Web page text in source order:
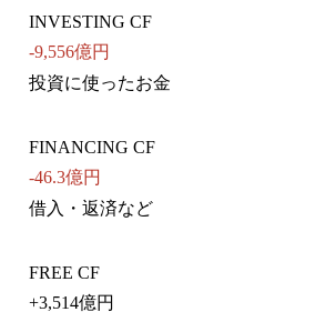
INVESTING CF
-9,556億円
投資に使ったお金
FINANCING CF
-46.3億円
借入・返済など
FREE CF
+3,514億円